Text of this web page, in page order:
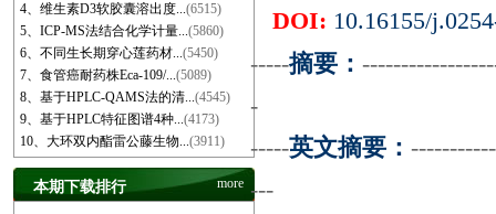
4、维生素D3软胶囊溶出度...(6515)
5、ICP-MS法结合化学计量...(5860)
6、不同生长期穿心莲药材...(5450)
7、食管癌耐药株Eca-109/...(5089)
8、基于HPLC-QAMS法的清...(4545)
9、基于HPLC特征图谱4种...(4173)
10、大环双内酯雷公藤生物...(3911)
本期下载排行 more
DOI: 10.16155/
-----摘要：
-
-----英文摘要：
---